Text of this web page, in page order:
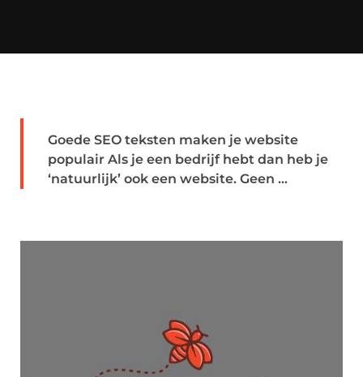
Goede SEO teksten maken je website
populair Als je een bedrijf hebt dan heb je
‘natuurlijk’ ook een website. Geen ...